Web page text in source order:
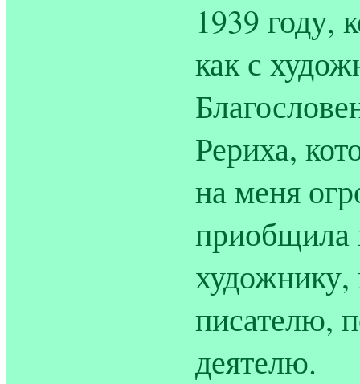
1939 году,
как с
Рериха,
на меня
приобщила
писателю,
деятелю.